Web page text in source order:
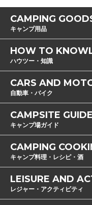
CAMPING
キャンプ用品
HOW TO
ハウツー・知識
CARS AND
自動車・バイク
CAMPSITE GUIDE
キャンプ場ガイド
CAMPING
キャンプ料理・レシピ・酒
LEISURE AND
レジャー・アクティビティ